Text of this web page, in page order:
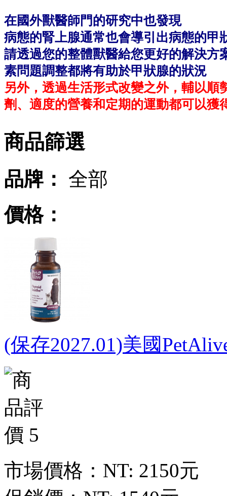
在國外獸醫師門的研究中也發現
病態的腎上腺通常也會導引出病態的甲
請透過您的整體獸醫給您更好的解決方
素問題調整都將有助於甲狀腺的狀況
另外，透過生活形式改變之外，輔以順
劑、適度的營養和定期的運動都可以獲
商品篩選
品牌：
全部
價格：
(保存2027.01)美國
市場價格： NT: 2150元